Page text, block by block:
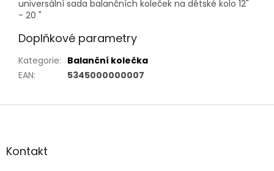
universální sada balančních koleček na dětské kolo 12"
- 20 "
Doplňkové parametry
Kategorie: Balanční kolečka
EAN: 5345000000007
Z
aKontakt